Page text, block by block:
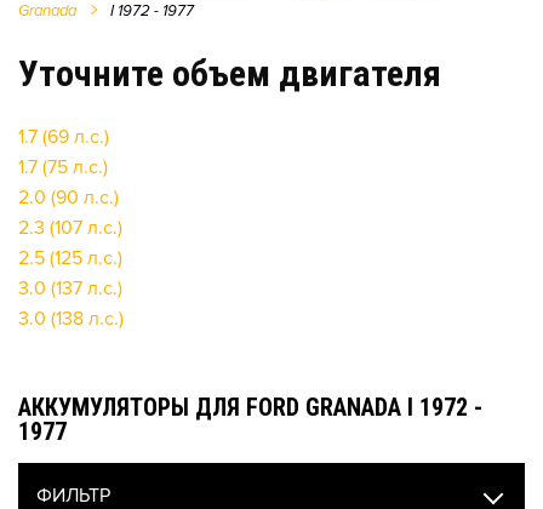
Granada
I 1972 - 1977
Уточните объем двигателя
1.7 (69 л.с.)
1.7 (75 л.с.)
2.0 (90 л.с.)
2.3 (107 л.с.)
2.5 (125 л.с.)
3.0 (137 л.с.)
3.0 (138 л.с.)
АККУМУЛЯТОРЫ ДЛЯ FORD GRANADA I 1972 -
1977
ФИЛЬТР